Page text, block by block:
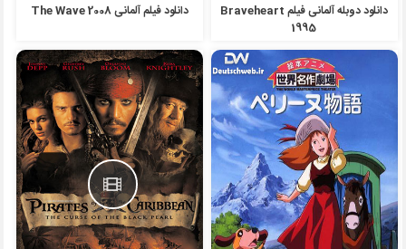
دانلود دوبله آلمانی فیلم Braveheart
1995
دانلود فیلم آلمانی The Wave 2008